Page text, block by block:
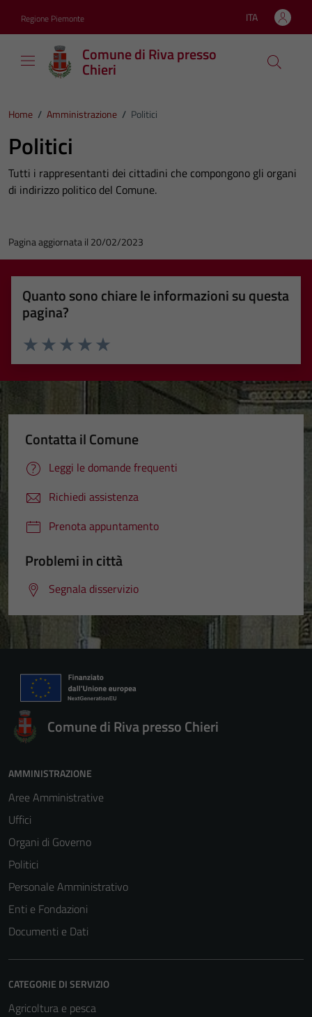
Regione Piemonte Lingua attiva:
ITA
Comune di Riva presso
Chieri
Home / Amministrazione / Politici
Politici
Tutti i rappresentanti dei cittadini che compongono gli organi
di indirizzo politico del Comune.
Pagina aggiornata il 20/02/2023
Quanto sono chiare le informazioni su questa
pagina?
Valuta 5 stelle su 5
Valuta 4 stelle su 5
Valuta 3 stelle su 5
Valuta 2 stelle su 5
Valuta 1 stelle su 5
Contatta il Comune
Leggi le domande frequenti
Richiedi assistenza
Prenota appuntamento
Problemi in città
Segnala disservizio
Comune di Riva presso Chieri
AMMINISTRAZIONE
Aree Amministrative
Uffici
Organi di Governo
Politici
Personale Amministrativo
Enti e Fondazioni
Documenti e Dati
CATEGORIE DI SERVIZIO
Agricoltura e pesca